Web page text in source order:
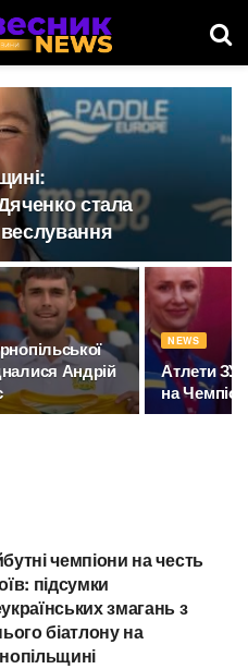
стала
Андрій
NEWS
Атлети
на
чемпіони на честь
підсумки
змагань з
біатлону на